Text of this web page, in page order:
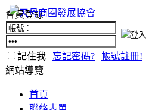
會員登錄
記住我 | 忘記密碼? | 帳號註冊!
網站導覽
首頁